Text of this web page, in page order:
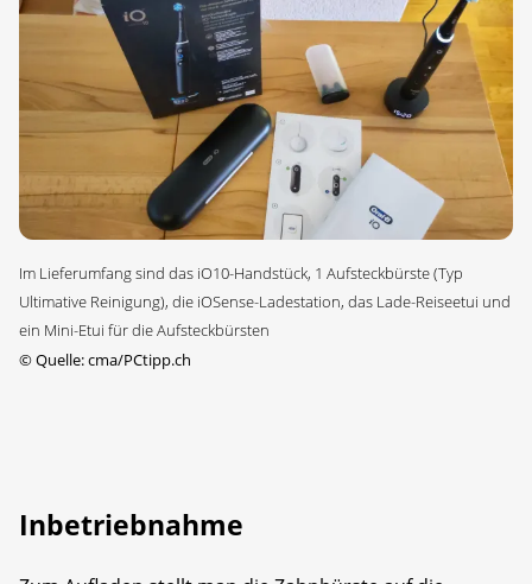
Im Lieferumfang sind das iO10-Handstück, 1 Aufsteckbürste (Typ
Ultimative Reinigung), die iOSense-Ladestation, das Lade-Reiseetui und
ein Mini-Etui für die Aufsteckbürsten
©Quelle: cma/PCtipp.ch
Inbetriebnahme